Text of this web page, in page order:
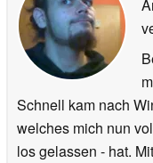
Schnell kam nach
welches mich nun
los gelassen - hat.